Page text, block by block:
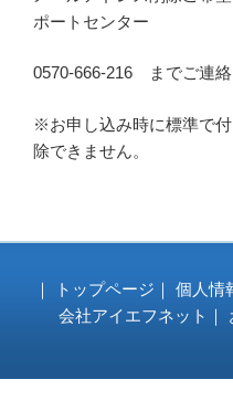
ポートセンター
0570-666-216 までご連絡
※お申し込み時に標準で
除できません。
｜ トップページ ｜ 個人情
会社アイエフネット ｜